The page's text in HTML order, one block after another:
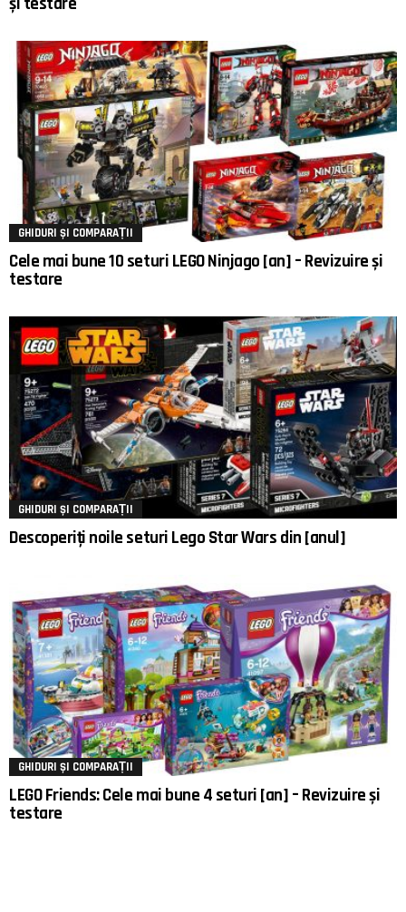
GHIDURI ȘI COMPARAȚII
Cele mai bune 10 seturi LEGO Ninjago [an] – Revizuire și
testare
GHIDURI ȘI COMPARAȚII
Descoperiți noile seturi Lego Star Wars din [anul]
GHIDURI ȘI COMPARAȚII
LEGO Friends: Cele mai bune 4 seturi [an] – Revizuire și
testare